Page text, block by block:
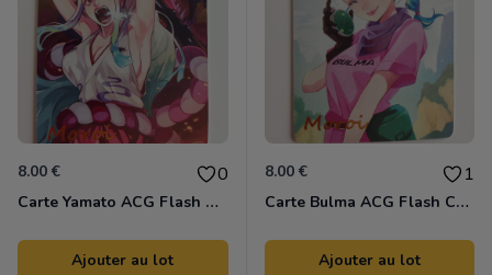
8.00 € 0
Carte Yamato ACG Flash Colors
Ajouter au lot
8.00 € 1
Carte Bulma ACG Flash Colors
Ajouter au lot